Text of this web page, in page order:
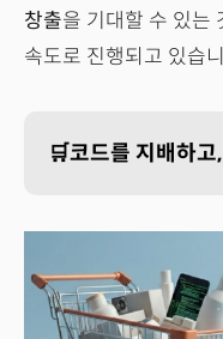
창출을 기대할 수 있는
속도로 진행되고 있습
🛒코드를 지배하